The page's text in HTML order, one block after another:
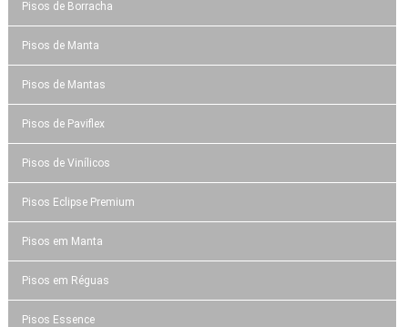
Pisos de Borracha
Pisos de Manta
Pisos de Mantas
Pisos de Paviflex
Pisos de Vinílicos
Pisos Eclipse Premium
Pisos em Manta
Pisos em Réguas
Pisos Essence